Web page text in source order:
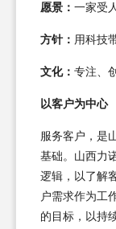
愿景： 一家受
方针： 用科技
文化： 专注、
以客户为中心
服务客户，是
基础。山西力
逻辑，以了解
户需求作为工
的目标，以持